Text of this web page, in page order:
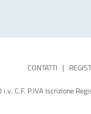
CONTATTI |
C.F. P.IVA Iscrizione